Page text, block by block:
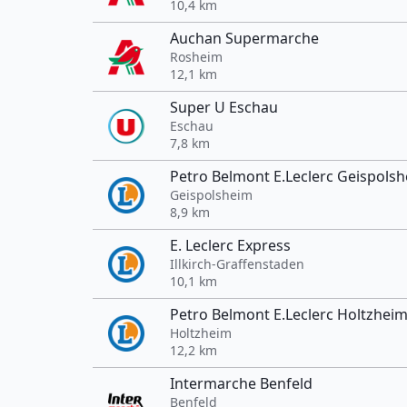
10,4 km
Auchan Supermarche
Rosheim
12,1 km
Super U Eschau
Eschau
7,8 km
Petro Belmont E.Leclerc
Geispolsheim
8,9 km
E. Leclerc Express
Illkirch-Graffenstaden
10,1 km
Petro Belmont E.Leclerc Holtzheim
Holtzheim
12,2 km
Intermarche Benfeld
Benfeld